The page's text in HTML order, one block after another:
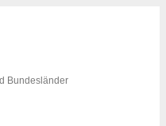
Bundesländer